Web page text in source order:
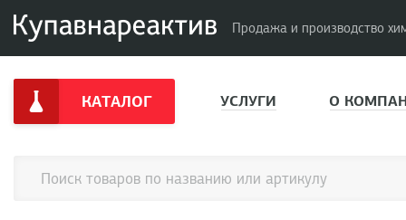
Продажа и производство
КАТАЛОГ УСЛУГИ О